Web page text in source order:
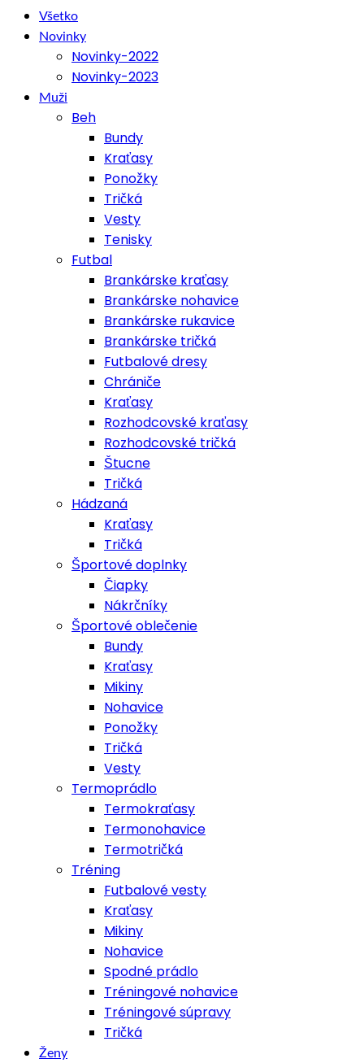
Všetko
Novinky
Novinky-2022
Novinky-2023
Muži
Beh
Bundy
Kraťasy
Ponožky
Tričká
Vesty
Tenisky
Futbal
Brankárske kraťasy
Brankárske nohavice
Brankárske rukavice
Brankárske tričká
Futbalové dresy
Chrániče
Kraťasy
Rozhodcovské kraťasy
Rozhodcovské tričká
Štucne
Tričká
Hádzaná
Kraťasy
Tričká
Športové doplnky
Čiapky
Nákrčníky
Športové oblečenie
Bundy
Kraťasy
Mikiny
Nohavice
Ponožky
Tričká
Vesty
Termoprádlo
Termokraťasy
Termonohavice
Termotričká
Tréning
Futbalové vesty
Kraťasy
Mikiny
Nohavice
Spodné prádlo
Tréningové nohavice
Tréningové súpravy
Tričká
Ženy